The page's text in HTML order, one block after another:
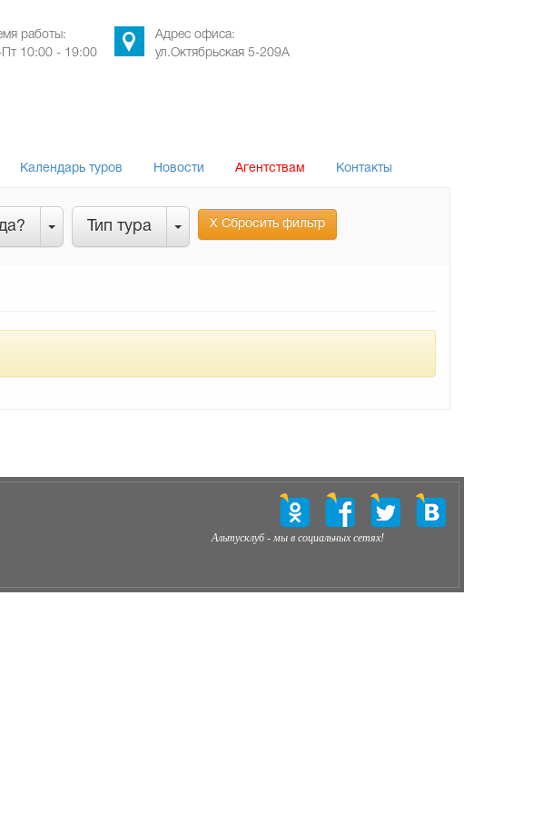
работы:
Пт 10:00 - 19:00
Адрес офиса:
ул.Октябрьская 5-209А
Календарь туров Новости Агентствам Контакты
Тип тура Х Сбросить фильтр
Альтусклуб - мы в социальных сетях!